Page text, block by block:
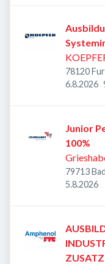
78120
6.8.2026
Junior
100%
79713
5.8.2026